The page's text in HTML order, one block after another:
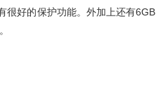
很好的保护功能。外加上还有6GB